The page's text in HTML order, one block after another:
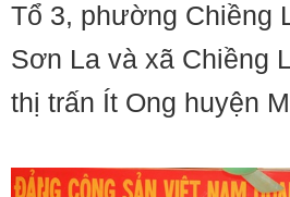
Tổ 3, phường Chiềng
Sơn La và xã Chiềng
thị trấn Ít Ong huyện